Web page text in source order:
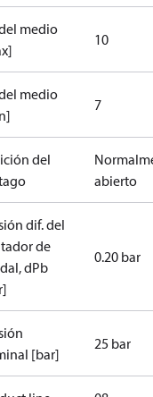
medio
10
medio
7
del
abierto
dif. del
de
dPb
0.20 bar
[bar]
25 bar